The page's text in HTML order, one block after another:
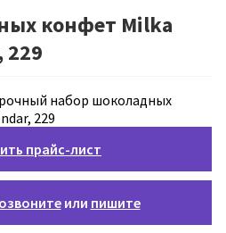
конфет Milka
229
прайс-лист
или пишите